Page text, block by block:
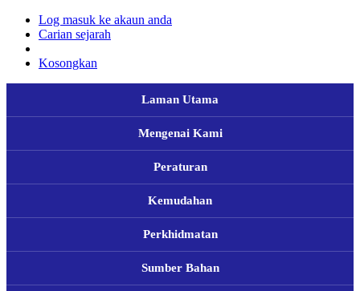
Log masuk ke akaun anda
Carian sejarah
Kosongkan
Laman Utama
Mengenai Kami
Peraturan
Kemudahan
Perkhidmatan
Sumber Bahan